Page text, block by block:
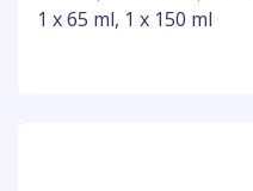
1 x 65 ml, 1 x 150 ml